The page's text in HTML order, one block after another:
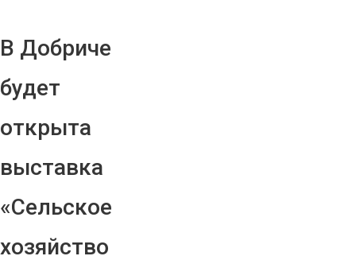
В Добриче
будет
открыта
выставка
«Сельское
хозяйство